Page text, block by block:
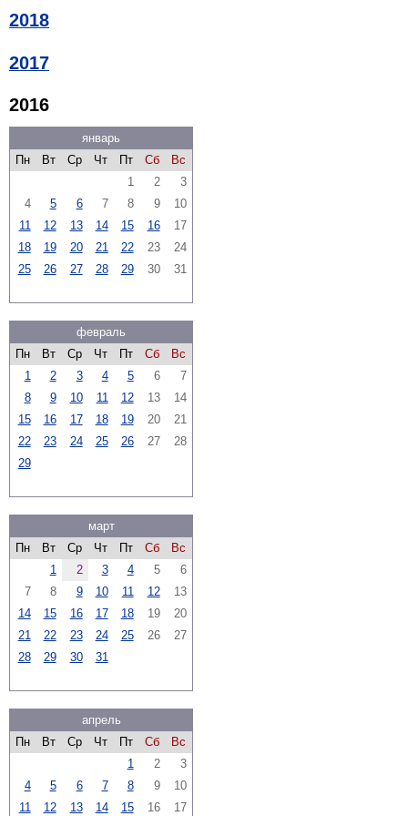
2018
2017
2016
январь
Пн
Вт Ср Чт Пт Сб
Вс
1
2
3
4
5 6 7 8 9
10
11
12 13 14 15 16
17
18
19 20 21 22 23
24
25
26 27 28 29 30 31
февраль
Пн
Вт Ср Чт Пт Сб
Вс
1
2 3 4 5 6
7
8
9 10 11 12 13
14
15
16 17 18 19 20
21
22
23 24 25 26 27
28
29
март
Пн
Вт Ср Чт Пт Сб
Вс
1
2 3 4 5
6
7
8 9 10 11 12
13
14
15 16 17 18 19
20
21
22 23 24 25 26
27
28
29 30 31
апрель
Пн
Вт Ср Чт Пт Сб
Вс
1
2
3
4
5 6 7 8 9
10
11
12 13 14 15 16
17